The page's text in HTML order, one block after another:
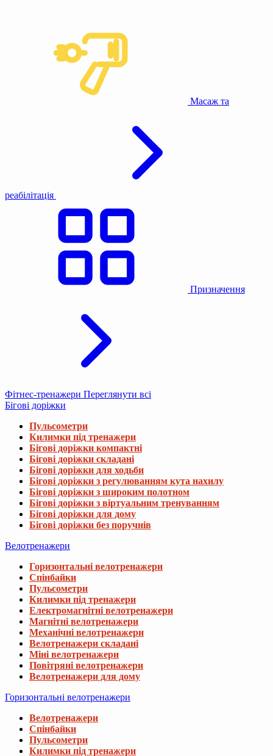
Масаж та
реабілітація
Призначення
Фітнес-тренажери Переглянути всі
Бігові доріжки
Пульсометри
Килимки під тренажери
Бігові доріжки компактні
Бігові доріжки складані
Бігові доріжки для ходьби
Бігові доріжки з регулюванням кута нахилу
Бігові доріжки з широким полотном
Бігові доріжки з віртуальним тренуванням
Бігові доріжки для дому
Бігові доріжки без поручнів
Велотренажери
Горизонтальні велотренажери
Спінбайки
Пульсометри
Килимки під тренажери
Електромагнітні велотренажери
Магнітні велотренажери
Механічні велотренажери
Велотренажери складані
Міні велотренажери
Повітряні велотренажери
Велотренажери для дому
Горизонтальні велотренажери
Велотренажери
Спінбайки
Пульсометри
Килимки під тренажери